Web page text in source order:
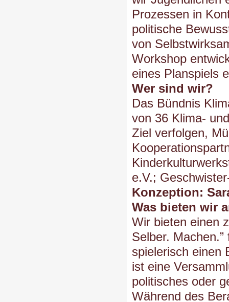
Prozessen in
politische
von
Workshop
eines Planspiels
Wer sind wir?
Das Bündnis
von 36 Klima-
Ziel verfolgen,
e.V.;
Konzeption:
Was bieten wir
Wir bieten einen
Selber.
spielerisch einen
ist eine
politisches oder
Während des